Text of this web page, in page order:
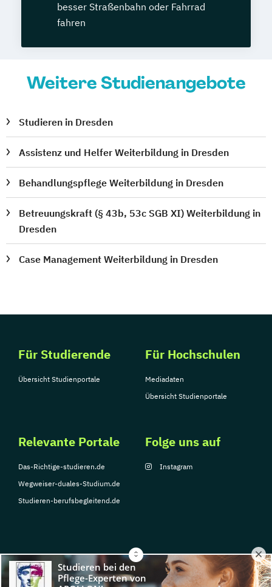
besser Straßenbahn oder Fahrrad
fahren
Weitere Studienangebote
Studieren in Dresden
Assistenz und Helfer Weiterbildung in Dresden
Behandlungspflege Weiterbildung in Dresden
Betreuungskraft (§ 43b, 53c SGB XI) Weiterbildung in
Dresden
Case Management Weiterbildung in Dresden
Für Studierende
Übersicht Studienportale
Für Hochschulen
Mediadaten
Übersicht Studienportale
Relevante Portale
Das-Richtige-studieren.de
Wegweiser-duales-Studium.de
Studieren-berufsbegleitend.de
Folge uns auf
Instagram
© Copyright 2026, TarGroup Media GmbH